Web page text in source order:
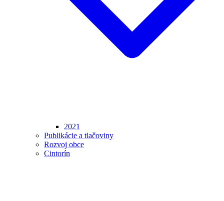
2021
Publikácie a tlačoviny
Rozvoj obce
Cintorín